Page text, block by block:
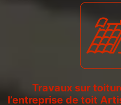
Travaux sur
l’entreprise de toit